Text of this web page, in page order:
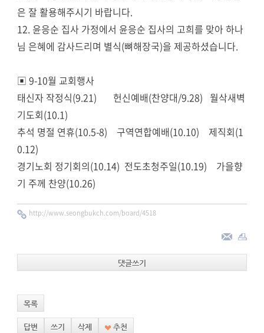
은 잘 활용해주시기 바랍니다.
12. 윤응순 집사 가정에서 윤응순 집사의 고희를 맞아 하나
님 은혜에 감사드리며 별식(뼈해장국)을 제공하셨습니다.
▣ 9-10월 교회행사
태신자 작정식(9.21) 헌신예배(찬양대/9.28) 월삭새벽
기도회(10.1)
추석 명절 연휴(10.5-8) 구역연합예배(10.10) 제직회(1
0.12)
경기노회 정기회의(10.14) 전도초청주일(10.19) 가을향
기 주께 찬양(10.26)​
http://www.seongbukch.com/board/4518
댓글쓰기
목록
답변 쓰기 삭제 추천